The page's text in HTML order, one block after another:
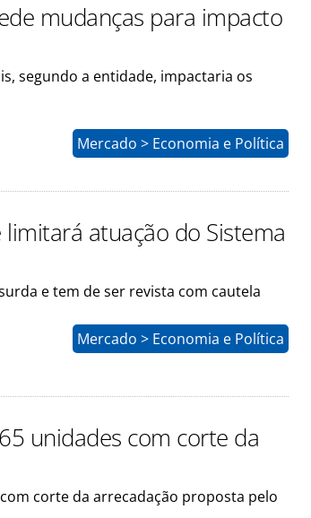
mudanças para impacto
segundo a entidade, impactaria os
Mercado > Economia e Política
atuação do Sistema
e tem de ser revista com cautela
Mercado > Economia e Política
unidades com corte da
corte da arrecadação proposta pelo